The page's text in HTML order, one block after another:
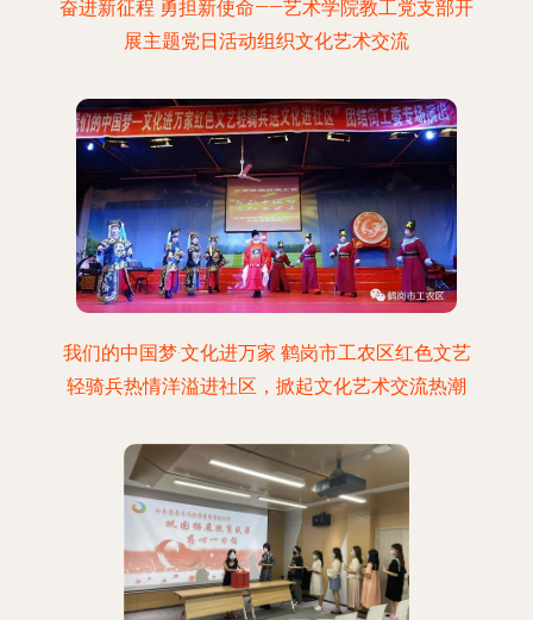
奋进新征程 勇担新使命——艺术学院教工党支部开
展主题党日活动组织文化艺术交流
我们的中国梦·文化进万家 鹤岗市工农区红色文艺
轻骑兵热情洋溢进社区，掀起文化艺术交流热潮